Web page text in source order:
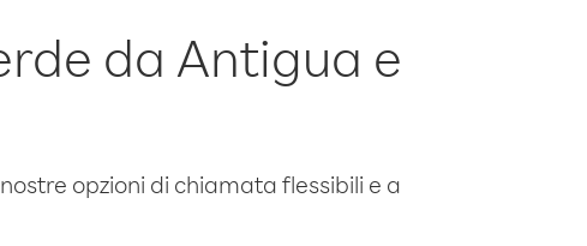
da Antigua e
opzioni di chiamata flessibili e a